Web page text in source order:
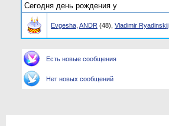
Сегодня день рождения у
Evgesha ANDR (48), Vladimir Ryadinskij
Есть новые сообщения
Нет новых сообщений